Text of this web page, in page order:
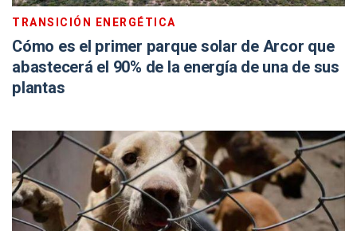
TRANSICIÓN ENERGÉTICA
Cómo es el primer parque solar de Arcor que
abastecerá el 90% de la energía de una de sus
plantas